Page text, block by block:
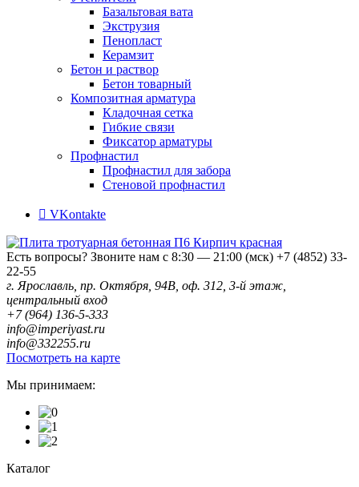
Базальтовая вата
Экструзия
Пенопласт
Керамзит
Бетон и раствор
Бетон товарный
Композитная арматура
Кладочная сетка
Гибкие связи
Фиксатор арматуры
Профнастил
Профнастил для забора
Стеновой профнастил
VKontakte
Есть вопросы? Звоните нам с 8:30 — 21:00 (мск) +7 (4852) 33-
22-55
г. Ярославль, пр. Октября, 94В, оф. 312, 3-й этаж,
центральный вход
+7 (964) 136-5-333
info@imperiyast.ru
info@332255.ru
Посмотреть на карте
Мы принимаем:
Каталог